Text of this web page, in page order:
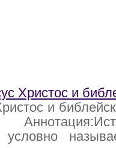
Христос и
и